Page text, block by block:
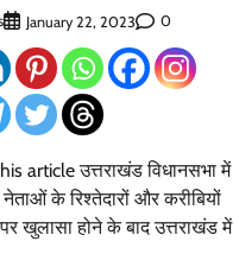
January 22, 2023 0
article उत्तराखंड विधानसभा में
नेताओं के रिश्तेदारों और करीबियों
पर खुलासा होने के बाद उत्तराखंड में